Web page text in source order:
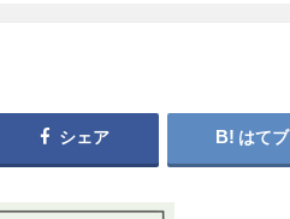
シェア はてブ